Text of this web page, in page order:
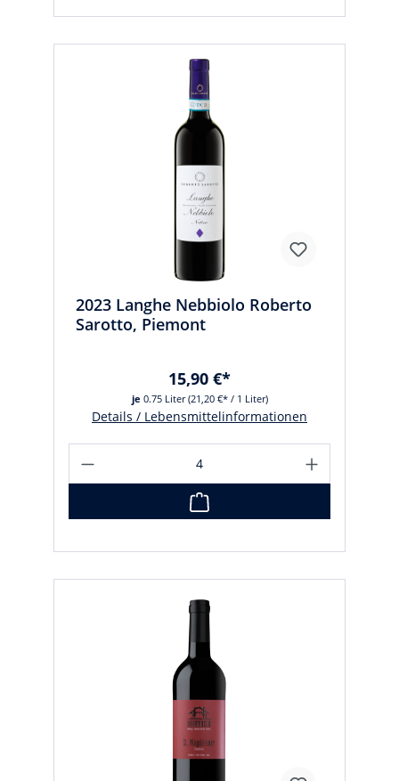
2023 Langhe Nebbiolo Roberto
Sarotto, Piemont
je 0.75 Liter(21,20 €* / 1 Liter)
15,90 €*
Details / Lebensmittelinformationen